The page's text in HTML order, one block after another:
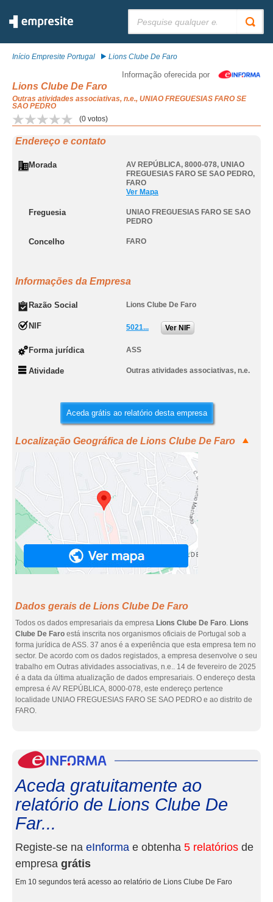
Início Empresite Portugal Lions Clube De Faro
Informação oferecida por
Lions Clube De Faro
Outras atividades associativas, n.e., UNIAO FREGUESIAS FARO SE
SAO PEDRO
(0 votos)
Endereço e contato
Morada AV REPÚBLICA, 8000-078, UNIAO
FREGUESIAS FARO SE SAO PEDRO,
FARO
Ver Mapa
Freguesia
UNIAO FREGUESIAS FARO SE SAO
PEDRO
Concelho FARO
Informações da Empresa
Razão Social Lions Clube De Faro
NIF 5021... Ver NIF
Forma jurídica ASS
Atividade Outras atividades associativas, n.e.
Aceda grátis ao relatório desta empresa
Localização Geográfica de Lions Clube De Faro
Dados gerais de Lions Clube De Faro
Todos os dados empresariais da empresa Lions Clube De Faro. Lions
Clube De Faro está inscrita nos organismos oficiais de Portugal sob a
forma jurídica de ASS. 37 anos é a experiência que esta empresa tem no
sector. De acordo com os dados registados, a empresa desenvolve o seu
trabalho em Outras atividades associativas, n.e.. 14 de fevereiro de 2025
é a data da última atualização de dados empresariais. O endereço desta
empresa é AV REPÚBLICA, 8000-078, este endereço pertence
localidade UNIAO FREGUESIAS FARO SE SAO PEDRO e ao distrito de
FARO.
Aceda gratuitamente ao
relatório de Lions Clube De
Far...
Registe-se na eInforma e obtenha 5 relatórios de
empresa grátis
Em 10 segundos terá acesso ao relatório de Lions Clube De Faro